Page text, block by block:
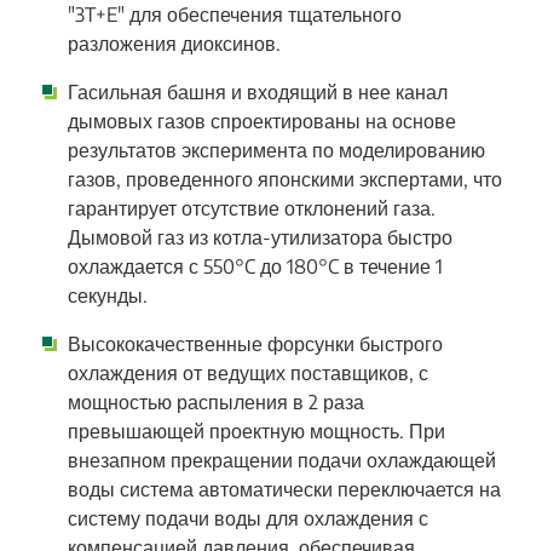
"3T+E" для обеспечения тщательного
разложения диоксинов.
Гасильная башня и входящий в нее канал
дымовых газов спроектированы на основе
результатов эксперимента по моделированию
газов, проведенного японскими экспертами, что
гарантирует отсутствие отклонений газа.
Дымовой газ из котла-утилизатора быстро
охлаждается с 550°C до 180°C в течение 1
секунды.
Высококачественные форсунки быстрого
охлаждения от ведущих поставщиков, с
мощностью распыления в 2 раза
превышающей проектную мощность. При
внезапном прекращении подачи охлаждающей
воды система автоматически переключается на
систему подачи воды для охлаждения с